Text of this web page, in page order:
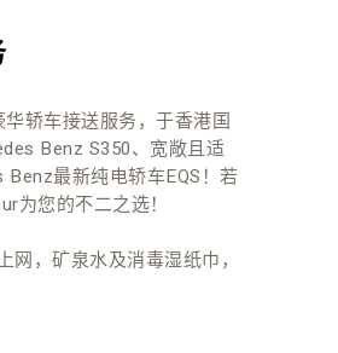
轿车接送服务，于香港国
Benz S350、宽敞且适
最新纯电轿车EQS！若
为您的不二之选！
，矿泉水及消毒湿纸巾，